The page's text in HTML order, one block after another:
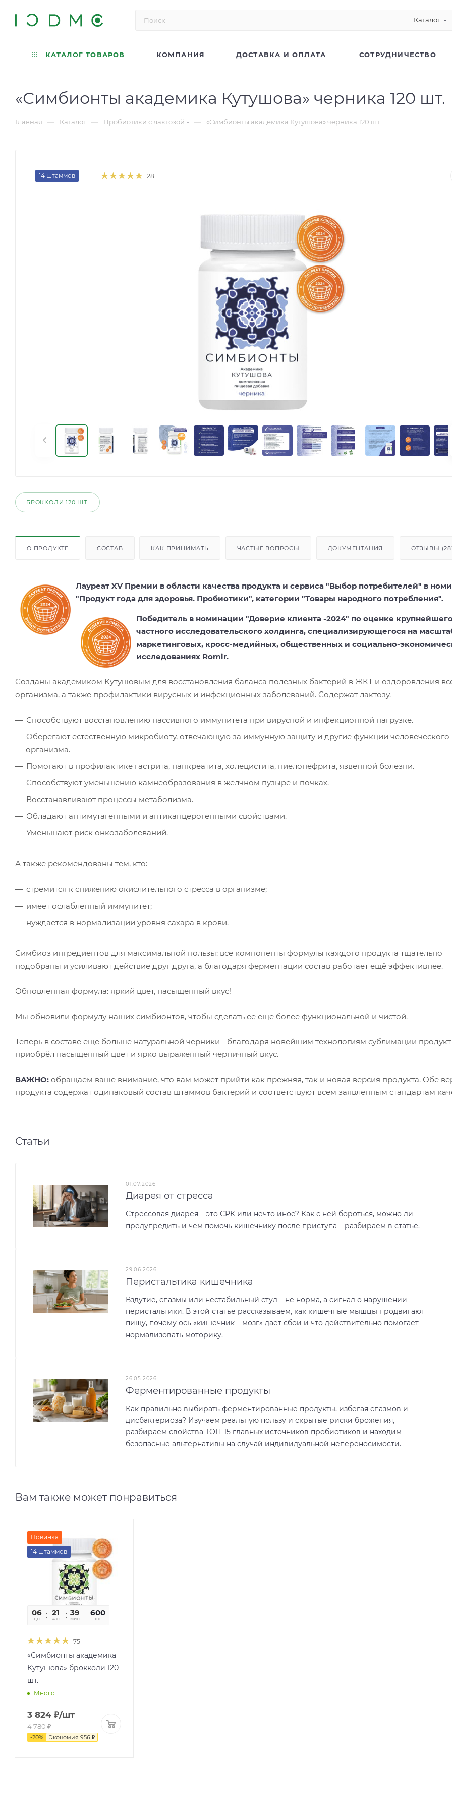
Каталог
КАТАЛОГ ТОВАРОВ КОМПАНИЯ ДОСТАВКА И ОПЛАТА СОТРУДНИЧЕСТВО
«Симбионты академика Кутушова» черника 120 шт.
Главная — Каталог — Пробиотики с лактозой — «Симбионты академика Кутушова» черника 120 шт.
14 штаммов 28
БРОККОЛИ 120 ШТ.
О ПРОДУКТЕ СОСТАВ КАК ПРИНИМАТЬ ЧАСТЫЕ ВОПРОСЫ ДОКУМЕНТАЦИЯ ОТЗЫВЫ
Лауреат XV Премии в области качества продукта и сервиса "Выбор потребителей" в
"Продукт года для здоровья. Пробиотики", категории "Товары народного потребления".
Победитель в номинации "Доверие клиента -2024" по оценке
частного исследовательского холдинга, специализирующегося на
маркетинговых, кросс-медийных, общественных и социально-
исследованиях Romir.
Созданы академиком Кутушовым для восстановления баланса полезных бактерий в ЖКТ и оздоровления
организма, а также профилактики вирусных и инфекционных заболеваний. Содержат лактозу.
Способствуют восстановлению пассивного иммунитета при вирусной и инфекционной нагрузке.
Оберегают естественную микробиоту, отвечающую за иммунную защиту и другие функции человеческого
организма.
Помогают в профилактике гастрита, панкреатита, холецистита, пиелонефрита, язвенной болезни.
Способствуют уменьшению камнеобразования в желчном пузыре и почках.
Восстанавливают процессы метаболизма.
Обладают антимутагенными и антиканцерогенными свойствами.
Уменьшают риск онкозаболеваний.
А также рекомендованы тем, кто:
стремится к снижению окислительного стресса в организме;
имеет ослабленный иммунитет;
нуждается в нормализации уровня сахара в крови.
Симбиоз ингредиентов для максимальной пользы: все компоненты формулы каждого продукта тщательно
подобраны и усиливают действие друг друга, а благодаря ферментации состав работает ещё эффективнее.
Обновленная формула: яркий цвет, насыщенный вкус!
Мы обновили формулу наших симбионтов, чтобы сделать её ещё более функциональной и чистой.
Теперь в составе еще больше натуральной черники - благодаря новейшим технологиям сублимации продукт
приобрёл насыщенный цвет и ярко выраженный черничный вкус.
ВАЖНО: обращаем ваше внимание, что вам может прийти как прежняя, так и новая версия продукта. Обе
продукта содержат одинаковый состав штаммов бактерий и соответствуют всем заявленным стандартам
Статьи
01.07.2026
Диарея от стресса
Стрессовая диарея – это СРК или нечто иное? Как с ней бороться, можно ли
предупредить и чем помочь кишечнику после приступа – разбираем в статье.
29.06.2026
Перистальтика кишечника
Вздутие, спазмы или нестабильный стул – не норма, а сигнал о нарушении
перистальтики. В этой статье рассказываем, как кишечные мышцы продвигают
пищу, почему ось «кишечник – мозг» дает сбои и что действительно помогает
нормализовать моторику.
26.05.2026
Ферментированные продукты
Как правильно выбирать ферментированные продукты, избегая спазмов и
дисбактериоза? Изучаем реальную пользу и скрытые риски брожения,
разбираем свойства ТОП-15 главных источников пробиотиков и находим
безопасные альтернативы на случай индивидуальной непереносимости.
Вам также может понравиться
Новинка
14 штаммов
06
дн
21
час
39
мин
23
сек
600
шт
75
«Симбионты академика
Кутушова» брокколи 120
шт.
Много
3 824 ₽/шт
4 780₽
-20% Экономия 956 ₽